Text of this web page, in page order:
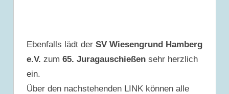
Ebenfalls lädt der SV Wiesengrund Hamberg
e.V. zum 65. Juragauschießen sehr herzlich
ein.
Über den nachstehenden LINK können alle